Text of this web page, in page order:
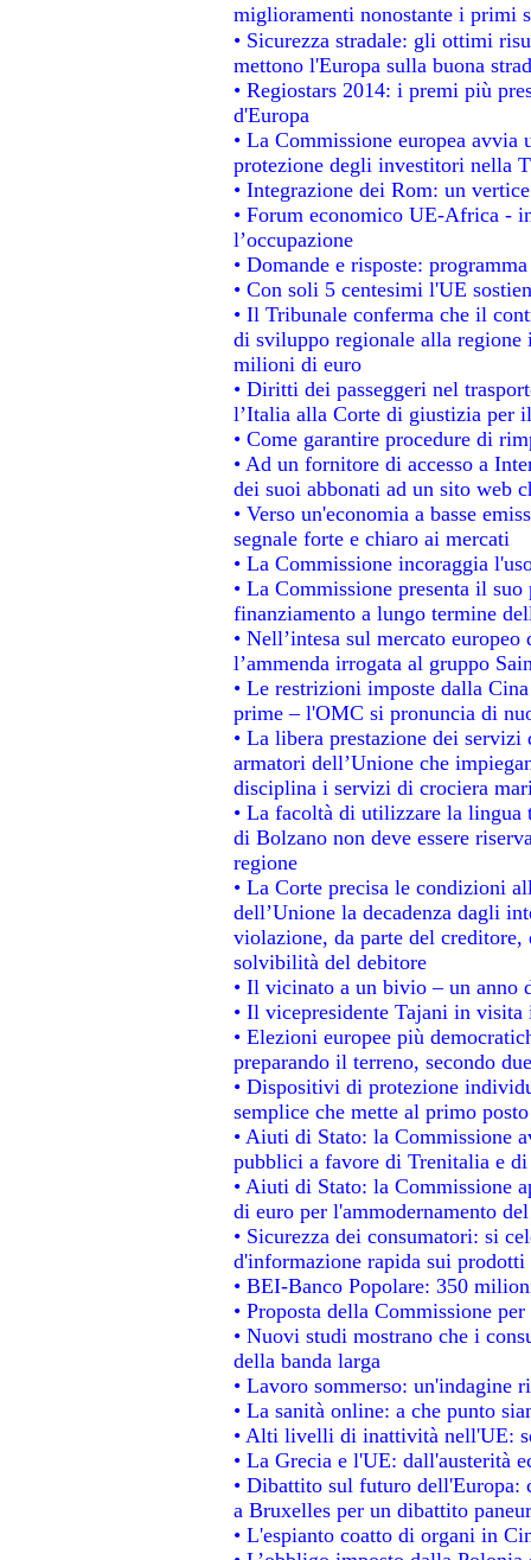
miglioramenti nonostante i primi
• Sicurezza stradale: gli ottimi
mettono l'Europa sulla buona
• Regiostars 2014: i premi più
d'Europa
• La Commissione europea
protezione degli investitori nella
• Integrazione dei Rom: un
• Forum economico UE-Africa -
l’occupazione
• Domande e risposte:
• Con soli 5 centesimi l'UE
• Il Tribunale conferma che il
di sviluppo regionale alla regione
milioni di euro
• Diritti dei passeggeri nel
l’Italia alla Corte di giustizia per
• Come garantire procedure di
• Ad un fornitore di accesso a
dei suoi abbonati ad un sito web
• Verso un'economia a basse
segnale forte e chiaro ai mercati
• La Commissione incoraggia
• La Commissione presenta il
finanziamento a lungo termine
• Nell’intesa sul mercato
l’ammenda irrogata al gruppo
• Le restrizioni imposte dalla
prime – l'OMC si pronuncia di
• La libera prestazione dei
armatori dell’Unione che
disciplina i servizi di crociera
• La facoltà di utilizzare la
di Bolzano non deve essere
regione
• La Corte precisa le condizioni
dell’Unione la decadenza dagli
violazione, da parte del
solvibilità del debitore
• Il vicinato a un bivio – un anno
• Il vicepresidente Tajani in
• Elezioni europee più
preparando il terreno, secondo
• Dispositivi di protezione
semplice che mette al primo
• Aiuti di Stato: la Commissione
pubblici a favore di Trenitalia e
• Aiuti di Stato: la Commissione
di euro per l'ammodernamento
• Sicurezza dei consumatori: si
d'informazione rapida sui
• BEI-Banco Popolare: 350
• Proposta della Commissione
• Nuovi studi mostrano che i
della banda larga
• Lavoro sommerso: un'indagine
• La sanità online: a che punto
• Alti livelli di inattività nell'UE:
• La Grecia e l'UE: dall'austerità
• Dibattito sul futuro
a Bruxelles per un dibattito
• L'espianto coatto di organi in